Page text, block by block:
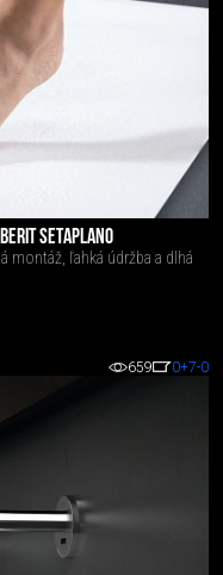
SETAPLANO
montáž, ľahká údržba a dlhá
659 0+7-0